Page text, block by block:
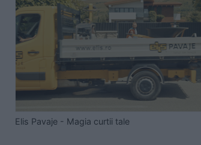
Elis Pavaje - Magia curtii tale